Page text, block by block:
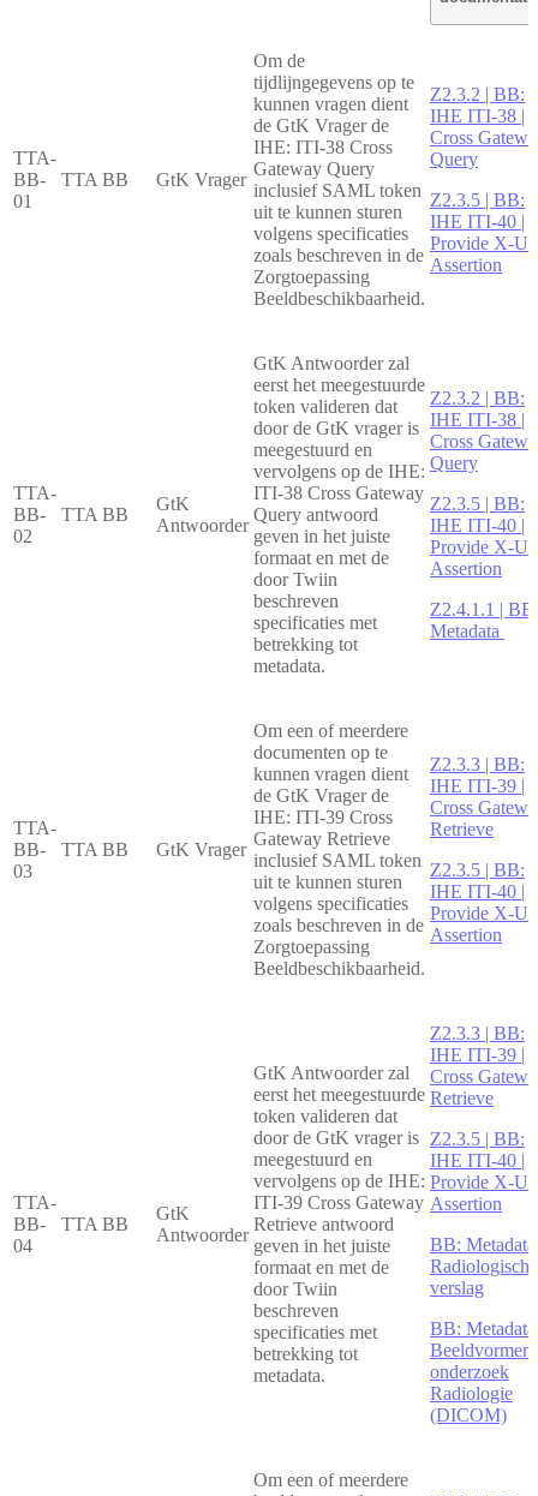
TTA-
BB-
01
TTA BB GtK Vrager
Om de
tijdlijngegevens op te
kunnen vragen dient
de GtK Vrager de
IHE: ITI-38 Cross
Gateway Query
inclusief SAML token
uit te kunnen sturen
volgens specificaties
zoals beschreven in de
Zorgtoepassing
Beeldbeschikbaarheid.
Z2.3.2 | BB:
IHE ITI-38 |
Cross
Query
Z2.3.5 | BB:
IHE ITI-40 |
Provide X-
Assertion
TTA-
BB-
02
TTA BB
GtK
Antwoorder
GtK Antwoorder zal
eerst het meegestuurde
token valideren dat
door de GtK vrager is
meegestuurd en
vervolgens op de IHE:
ITI-38 Cross Gateway
Query antwoord
geven in het juiste
formaat en met de
door Twiin
beschreven
specificaties met
betrekking tot
metadata.
Z2.3.2 | BB:
IHE ITI-38 |
Cross
Query
Z2.3.5 | BB:
IHE ITI-40 |
Provide X-
Assertion
Z2.4.1.1 | BB:
Metadata
TTA-
BB-
03
TTA BB GtK Vrager
Om een of meerdere
documenten op te
kunnen vragen dient
de GtK Vrager de
IHE: ITI-39 Cross
Gateway Retrieve
inclusief SAML token
uit te kunnen sturen
volgens specificaties
zoals beschreven in de
Zorgtoepassing
Beeldbeschikbaarheid.
Z2.3.3 | BB:
IHE ITI-39 |
Cross
Retrieve
Z2.3.5 | BB:
IHE ITI-40 |
Provide X-
Assertion
TTA-
BB-
04
TTA BB
GtK
Antwoorder
GtK Antwoorder zal
eerst het meegestuurde
token valideren dat
door de GtK vrager is
meegestuurd en
vervolgens op de IHE:
ITI-39 Cross Gateway
Retrieve antwoord
geven in het juiste
formaat en met de
door Twiin
beschreven
specificaties met
betrekking tot
metadata.
Z2.3.3 | BB:
IHE ITI-39 |
Cross
Retrieve
Z2.3.5 | BB:
IHE ITI-40 |
Provide X-
Assertion
BB: Metadata
Radiologisch
verslag
BB: Metadata
onderzoek
Radiologie
(DICOM)
Om een of meerdere